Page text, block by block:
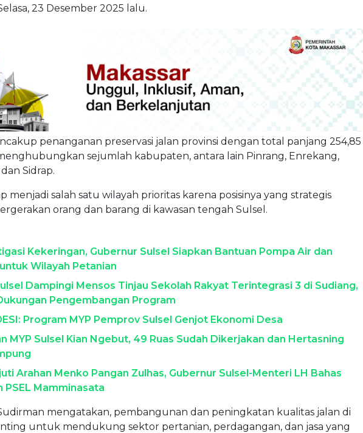
23 Desember 2025 lalu.
penanganan preservasi jalan provinsi dengan total panjang 254,85
sejumlah kabupaten, antara lain Pinrang, Enrekang,
Sidrap.
menjadi salah satu wilayah prioritas karena posisinya yang strategis
orang dan barang di kawasan tengah Sulsel.
Kekeringan, Gubernur Sulsel Siapkan Bantuan Pompa Air dan
Wilayah Petanian
Dampingi Mensos Tinjau Sekolah Rakyat Terintegrasi 3 di Sudiang,
Pengembangan Program
Program MYP Pemprov Sulsel Genjot Ekonomi Desa
MYP Sulsel Kian Ngebut, 49 Ruas Sudah Dikerjakan dan Hertasning
Arahan Menko Pangan Zulhas, Gubernur Sulsel-Menteri LH Bahas
PSEL Mamminasata
mengatakan, pembangunan dan peningkatan kualitas jalan di
untuk mendukung sektor pertanian, perdagangan, dan jasa yang